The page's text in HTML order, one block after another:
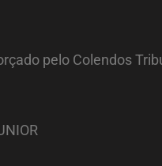
pelo Colendos